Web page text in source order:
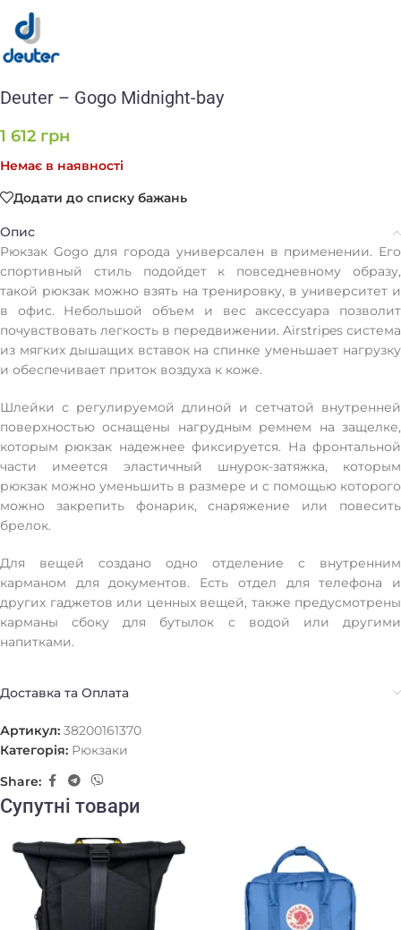
Deuter – Gogo Midnight-bay
1 612 грн
Немає в наявності
Додати до списку бажань
Опис
Рюкзак Gogo для города универсален в применении. Его
спортивный стиль подойдет к повседневному образу,
такой рюкзак можно взять на тренировку, в университет и
в офис. Небольшой объем и вес аксессуара позволит
почувствовать легкость в передвижении. Airstripes система
из мягких дышащих вставок на спинке уменьшает нагрузку
и обеспечивает приток воздуха к коже.
Шлейки с регулируемой длиной и сетчатой внутренней
поверхностью оснащены нагрудным ремнем на защелке,
которым рюкзак надежнее фиксируется. На фронтальной
части имеется эластичный шнурок-затяжка, которым
рюкзак можно уменьшить в размере и с помощью которого
можно закрепить фонарик, снаряжение или повесить
брелок.
Для вещей создано одно отделение с внутренним
карманом для документов. Есть отдел для телефона и
других гаджетов или ценных вещей, также предусмотрены
карманы сбоку для бутылок с водой или другими
напитками.
Доставка та Оплата
Артикул: 38200161370
Категорія: Рюкзаки
Share:
Супутні товари